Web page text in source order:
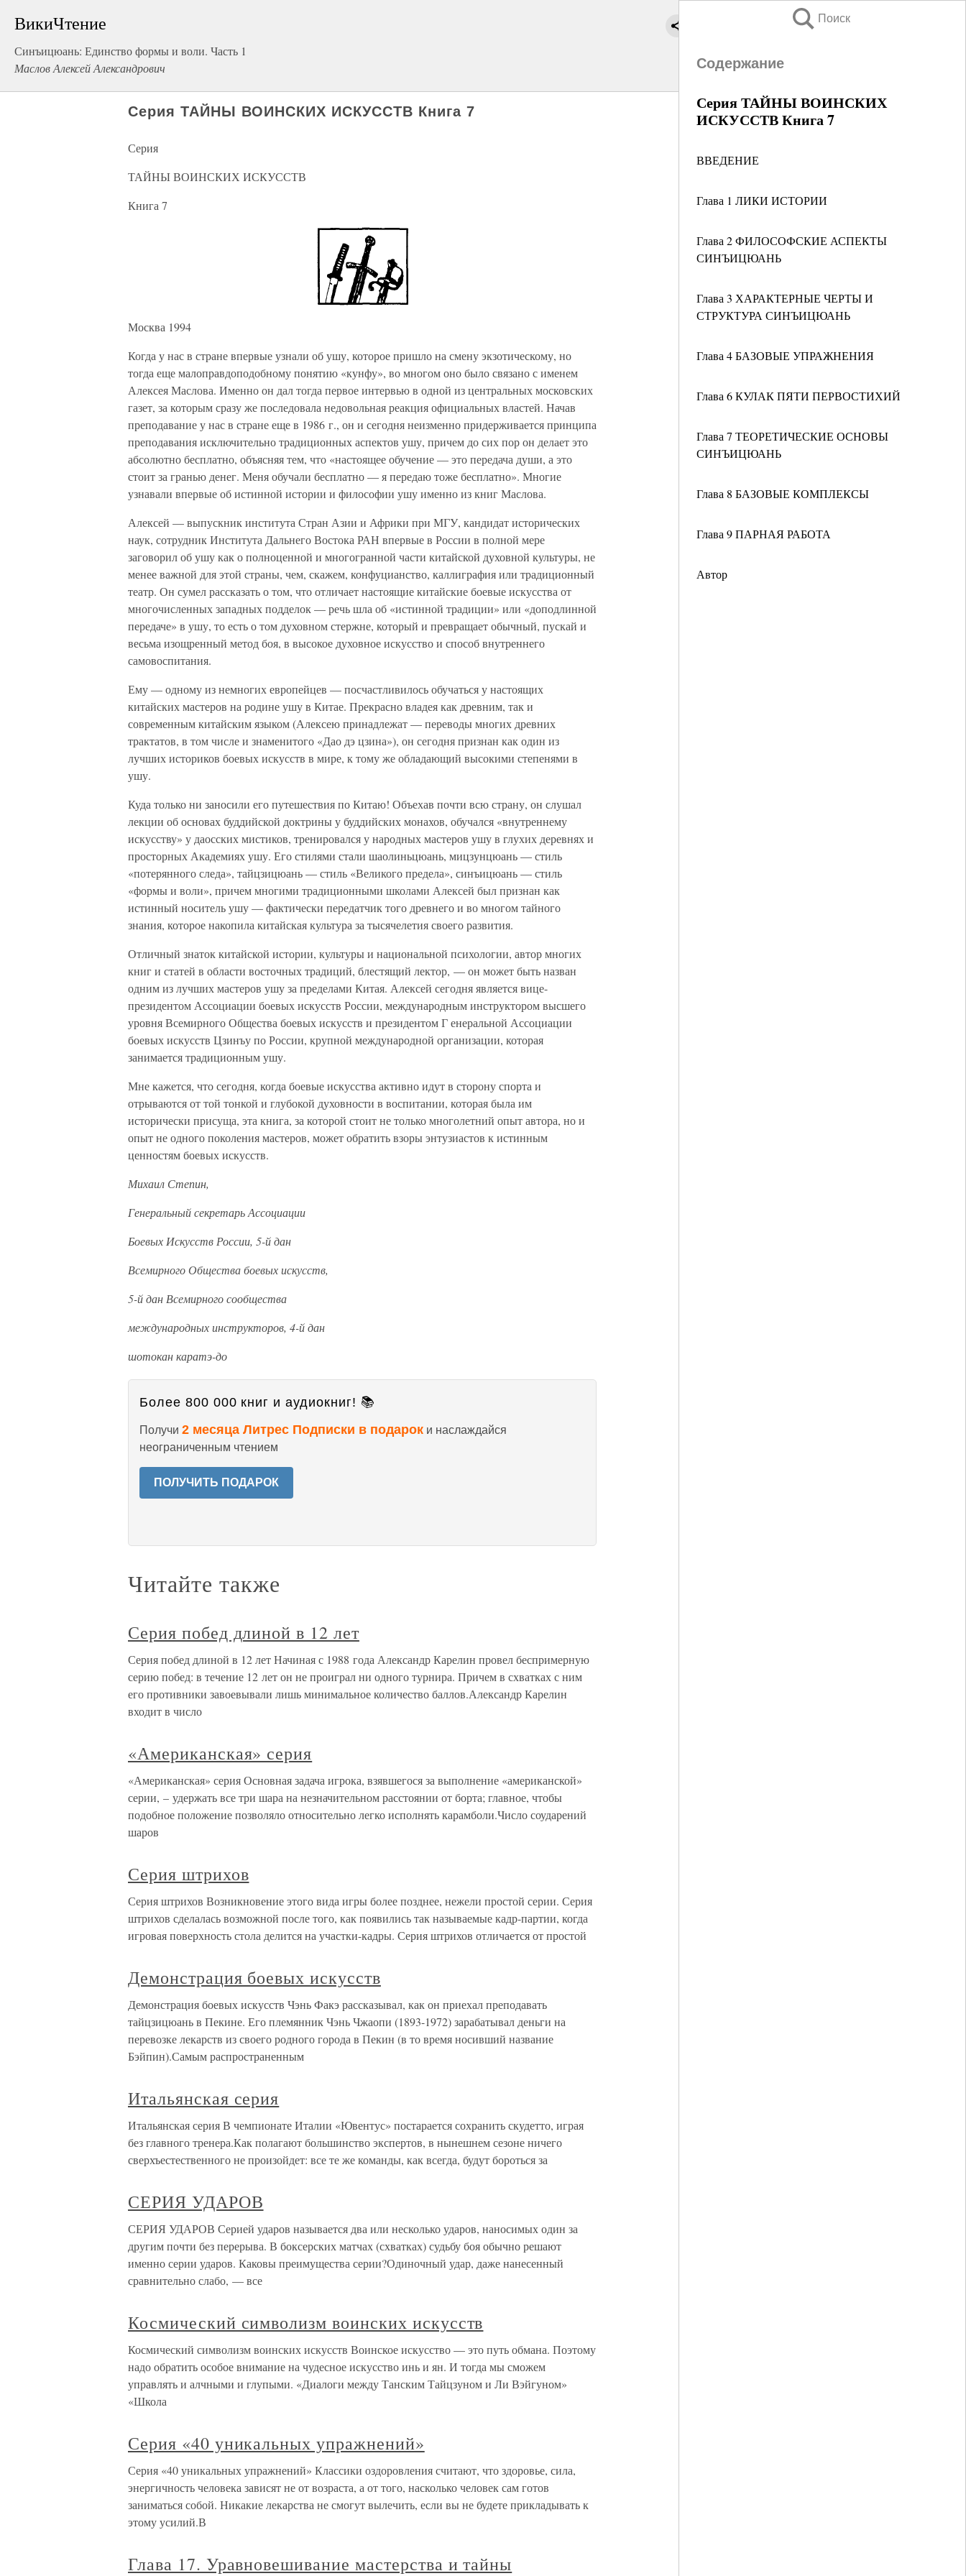
ВикиЧтение
Синъицюань: Единство формы и воли. Часть 1
Маслов Алексей Александрович
Поиск
Содержание
Серия ТАЙНЫ ВОИНСКИХ
ИСКУССТВ Книга 7
ВВЕДЕНИЕ
Глава 1 ЛИКИ ИСТОРИИ
Глава 2 ФИЛОСОФСКИЕ АСПЕКТЫ
СИНЪИЦЮАНЬ
Глава 3 ХАРАКТЕРНЫЕ ЧЕРТЫ И
СТРУКТУРА СИНЪИЦЮАНЬ
Глава 4 БАЗОВЫЕ УПРАЖНЕНИЯ
Глава 6 КУЛАК ПЯТИ ПЕРВОСТИХИЙ
Глава 7 ТЕОРЕТИЧЕСКИЕ ОСНОВЫ
СИНЪИЦЮАНЬ
Глава 8 БАЗОВЫЕ КОМПЛЕКСЫ
Глава 9 ПАРНАЯ РАБОТА
Автор
Серия ТАЙНЫ ВОИНСКИХ ИСКУССТВ Книга 7
Серия
ТАЙНЫ ВОИНСКИХ ИСКУССТВ
Книга 7
Москва 1994
Когда у нас в стране впервые узнали об ушу, которое пришло на смену экзотическому, но
тогда еще малоправдоподобному понятию «кунфу», во многом оно было связано с именем
Алексея Маслова. Именно он дал тогда первое интервью в одной из центральных московских
газет, за которым сразу же последовала недовольная реакция официальных властей. Начав
преподавание у нас в стране еще в 1986 г., он и сегодня неизменно придерживается принципа
преподавания исключительно традиционных аспектов ушу, причем до сих пор он делает это
абсолютно бесплатно, объясняя тем, что «настоящее обучение — это передача души, а это
стоит за гранью денег. Меня обучали бесплатно — я передаю тоже бесплатно». Многие
узнавали впервые об истинной истории и философии ушу именно из книг Маслова.
Алексей — выпускник института Стран Азии и Африки при МГУ, кандидат исторических
наук, сотрудник Института Дальнего Востока РАН впервые в России в полной мере
заговорил об ушу как о полноценной и многогранной части китайской духовной культуры, не
менее важной для этой страны, чем, скажем, конфуцианство, каллиграфия или традиционный
театр. Он сумел рассказать о том, что отличает настоящие китайские боевые искусства от
многочисленных западных подделок — речь шла об «истинной традиции» или «доподлинной
передаче» в ушу, то есть о том духовном стержне, который и превращает обычный, пускай и
весьма изощренный метод боя, в высокое духовное искусство и способ внутреннего
самовоспитания.
Ему — одному из немногих европейцев — посчастливилось обучаться у настоящих
китайских мастеров на родине ушу в Китае. Прекрасно владея как древним, так и
современным китайским языком (Алексею принадлежат — переводы многих древних
трактатов, в том числе и знаменитого «Дао дэ цзина»), он сегодня признан как один из
лучших историков боевых искусств в мире, к тому же обладающий высокими степенями в
ушу.
Куда только ни заносили его путешествия по Китаю! Объехав почти всю страну, он слушал
лекции об основах буддийской доктрины у буддийских монахов, обучался «внутреннему
искусству» у даосских мистиков, тренировался у народных мастеров ушу в глухих деревнях и
просторных Академиях ушу. Его стилями стали шаолиньцюань, мицзунцюань — стиль
«потерянного следа», тайцзицюань — стиль «Великого предела», синъицюань — стиль
«формы и воли», причем многими традиционными школами Алексей был признан как
истинный носитель ушу — фактически передатчик того древнего и во многом тайного
знания, которое накопила китайская культура за тысячелетия своего развития.
Отличный знаток китайской истории, культуры и национальной психологии, автор многих
книг и статей в области восточных традиций, блестящий лектор, — он может быть назван
одним из лучших мастеров ушу за пределами Китая. Алексей сегодня является вице-
президентом Ассоциации боевых искусств России, международным инструктором высшего
уровня Всемирного Общества боевых искусств и президентом Г енеральной Ассоциации
боевых искусств Цзинъу по России, крупной международной организации, которая
занимается традиционным ушу.
Мне кажется, что сегодня, когда боевые искусства активно идут в сторону спорта и
отрываются от той тонкой и глубокой духовности в воспитании, которая была им
исторически присуща, эта книга, за которой стоит не только многолетний опыт автора, но и
опыт не одного поколения мастеров, может обратить взоры энтузиастов к истинным
ценностям боевых искусств.
Михаил Степин,
Генеральный секретарь Ассоциации
Боевых Искусств России, 5-й дан
Всемирного Общества боевых искусств,
5-й дан Всемирного сообщества
международных инструкторов, 4-й дан
шотокан каратэ-до
Более 800 000 книг и аудиокниг! 📚
Получи 2 месяца Литрес Подписки в подарок и наслаждайся
неограниченным чтением
ПОЛУЧИТЬ ПОДАРОК
Читайте также
Серия побед длиной в 12 лет
Серия побед длиной в 12 лет Начиная с 1988 года Александр Карелин провел беспримерную
серию побед: в течение 12 лет он не проиграл ни одного турнира. Причем в схватках с ним
его противники завоевывали лишь минимальное количество баллов.Александр Карелин
входит в число
«Американская» серия
«Американская» серия Основная задача игрока, взявшегося за выполнение «американской»
серии, – удержать все три шара на незначительном расстоянии от борта; главное, чтобы
подобное положение позволяло относительно легко исполнять карамболи.Число соударений
шаров
Серия штрихов
Серия штрихов Возникновение этого вида игры более позднее, нежели простой серии. Серия
штрихов сделалась возможной после того, как появились так называемые кадр-партии, когда
игровая поверхность стола делится на участки-кадры. Серия штрихов отличается от простой
Демонстрация боевых искусств
Демонстрация боевых искусств Чэнь Факэ рассказывал, как он приехал преподавать
тайцзицюань в Пекине. Его племянник Чэнь Чжаопи (1893-1972) зарабатывал деньги на
перевозке лекарств из своего родного города в Пекин (в то время носивший название
Бэйпин).Самым распространенным
Итальянская серия
Итальянская серия В чемпионате Италии «Ювентус» постарается сохранить скудетто, играя
без главного тренера.Как полагают большинство экспертов, в нынешнем сезоне ничего
сверхъестественного не произойдет: все те же команды, как всегда, будут бороться за
СЕРИЯ УДАРОВ
СЕРИЯ УДАРОВ Серией ударов называется два или несколько ударов, наносимых один за
другим почти без перерыва. В боксерских матчах (схватках) судьбу боя обычно решают
именно серии ударов. Каковы преимущества серии?Одиночный удар, даже нанесенный
сравнительно слабо, — все
Космический символизм воинских искусств
Космический символизм воинских искусств Воинское искусство — это путь обмана. Поэтому
надо обратить особое внимание на чудесное искусство инь и ян. И тогда мы сможем
управлять и алчными и глупыми. «Диалоги между Танским Тайцзуном и Ли Вэйгуном»
«Школа
Серия «40 уникальных упражнений»
Серия «40 уникальных упражнений» Классики оздоровления считают, что здоровье, сила,
энергичность человека зависят не от возраста, а от того, насколько человек сам готов
заниматься собой. Никакие лекарства не смогут вылечить, если вы не будете прикладывать к
этому усилий.В
Глава 17. Уравновешивание мастерства и тайны